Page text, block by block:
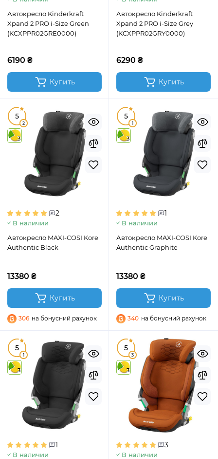
Автокресло Kinderkraft
Xpand 2 PRO i-Size Green
(KCXPPR02GRE0000)
6190 ₴
Купить
Автокресло Kinderkraft
Xpand 2 PRO i-Size Grey
(KCXPPR02GRY0000)
6290 ₴
Купить
5
2
3
2
В наличии
Автокресло MAXI-COSI Kore
Authentic Black
13380 ₴
Купить
306 на бонусний рахунок
5
1
3
1
В наличии
Автокресло MAXI-COSI Kore
Authentic Graphite
13380 ₴
Купить
340 на бонусний рахунок
5
1
3
1
В наличии
5
3
3
3
В наличии